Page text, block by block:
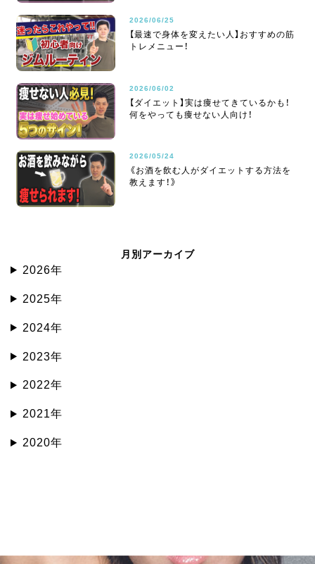
2026/06/25
【最速で身体を変えたい人】おすすめの筋
トレメニュー！
2026/06/02
【ダイエット】実は痩せてきているかも！
何をやっても痩せない人向け！
2026/05/24
《お酒を飲む人がダイエットする方法を
教えます！》
月別アーカイブ
2026年
2025年
2024年
2023年
2022年
2021年
2020年